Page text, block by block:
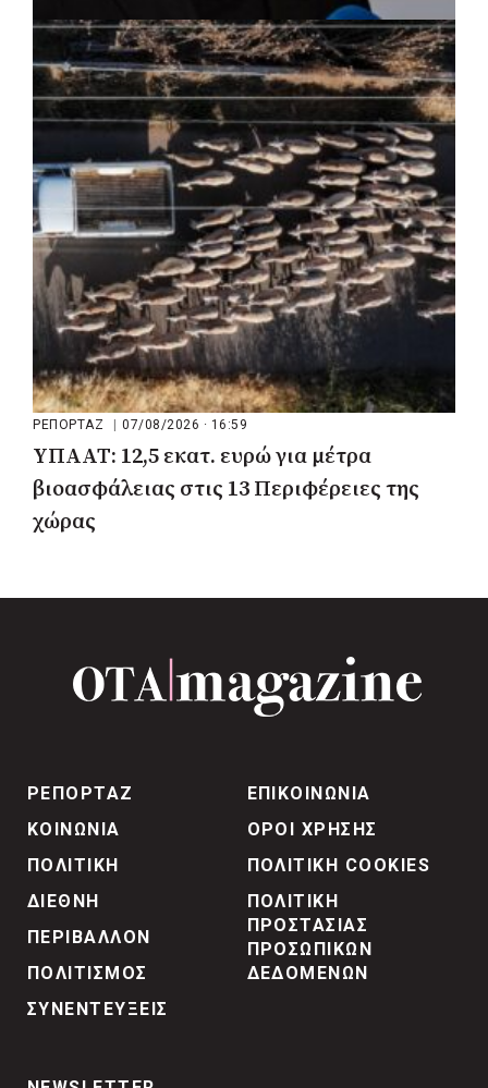
ΡΕΠΟΡΤΑΖ | 07/08/2026 · 17:27
Ο Δούκας για έργα, καθαριότητα και τη
μάχη των επόμενων εκλογών: «Η καλύτερη
μου να κατέβει ο Μπακογιάννης»
ΡΕΠΟΡΤΑΖ 07/08/2026 · 16:59
ΥΠΑΑΤ: 12,5 εκατ. ευρώ για μέτρα
βιοασφάλειας στις 13 Περιφέρειες της
χώρας
ΡΕΠΟΡΤΑΖ
ΚΟΙΝΩΝΙΑ
ΠΟΛΙΤΙΚΗ
ΔΙΕΘΝΗ
ΠΕΡΙΒΑΛΛΟΝ
ΠΟΛΙΤΙΣΜΟΣ
ΣΥΝΕΝΤΕΥΞΕΙΣ
ΕΠΙΚΟΙΝΩΝΙΑ
ΟΡΟΙ ΧΡΗΣΗΣ
ΠΟΛΙΤΙΚΗ COOKIES
ΠΟΛΙΤΙΚΗ
ΠΡΟΣΤΑΣΙΑΣ
ΠΡΟΣΩΠΙΚΩΝ
ΔΕΔΟΜΕΝΩΝ